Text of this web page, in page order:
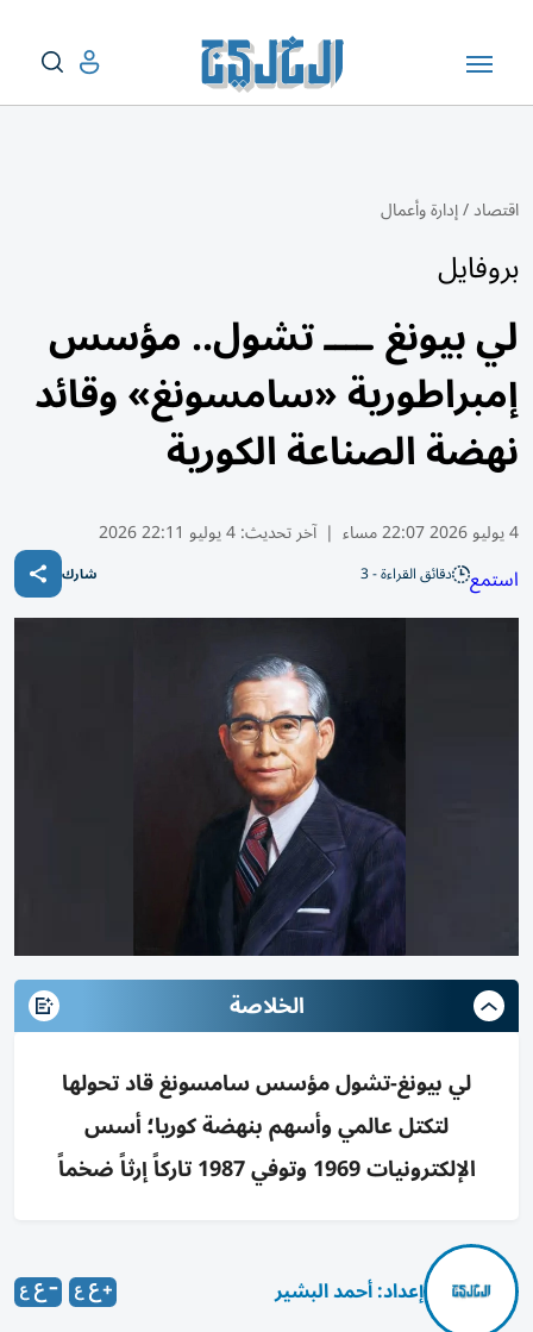
اقتصاد/إدارة وأعمال
بروفايل
لي بيونغ ــــ تشول.. مؤسس
إمبراطورية «سامسونغ» وقائد
نهضة الصناعة الكورية
4 يوليو 2026 22:07 مساء | آخر تحديث:4 يوليو 22:11 2026
استمع دقائق القراءة - 3 شارك
الخلاصة
لي بيونغ-تشول مؤسس سامسونغ قاد تحولها
لتكتل عالمي وأسهم بنهضة كوريا؛ أسس
الإلكترونيات 1969 وتوفي 1987 تاركاً إرثاً ضخماً
إعداد: أحمد البشير